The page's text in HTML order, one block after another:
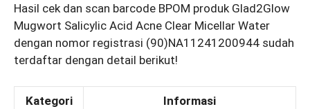
Hasil cek dan scan barcode BPOM produk Glad2Glow
Mugwort Salicylic Acid Acne Clear Micellar Water
dengan nomor registrasi (90)NA11241200944 sudah
terdaftar dengan detail berikut!
Kategori Informasi